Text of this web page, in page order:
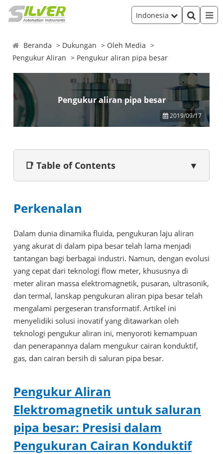
Indonesia
Beranda Dukungan
Oleh Media
Pengukur Aliran
Pengukur aliran pipa besar
Pengukur aliran pipa besar
2019/09/17
📑 Table of Contents ▼
Perkenalan
Dalam dunia dinamika fluida, pengukuran laju aliran
yang akurat di dalam pipa besar telah lama menjadi
tantangan bagi berbagai industri. Namun, dengan evolusi
yang cepat dari teknologi flow meter, khususnya di
meter aliran massa elektromagnetik, pusaran, ultrasonik,
dan termal, lanskap pengukuran aliran pipa besar telah
mengalami pergeseran transformatif. Artikel ini
menyelidiki solusi inovatif yang ditawarkan oleh
teknologi pengukur aliran ini, menyoroti kemampuan
dan penerapannya dalam mengukur cairan konduktif,
gas, dan cairan bersih di saluran pipa besar.
Pengukur Aliran
Elektromagnetik untuk saluran
pipa besar: Presisi dalam
Pengukuran Cairan Konduktif